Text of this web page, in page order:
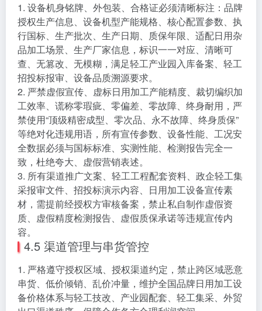
1. 设备机身铭牌、外包装、合格证必须清晰标注：品牌
授权生产信息、设备机型产能规格、核心配置参数、执
行国标、生产批次、生产日期、质保年限、适配日用杂
品加工场景、生产厂家信息，标识一一对应、清晰可
查、无篡改、无模糊，满足轻工产业园入库备案、轻工
招投标报审、设备品质溯源要求。
2. 严禁虚假宣传、虚标日用加工产能精度、裁切编织加
工效率、谎称零瑕疵、零偏差、零故障、终身耐用，严
禁使用“顶级精密成型、零次品、永不故障、终身质保”
等绝对化违规用语，所有宣传参数、设备性能、工况安
全数据必须与国标标准、实测性能、检测报告完全一
致，杜绝夸大、虚假营销表述。
3. 所有渠道推广文案、轻工工程配套资料、政企轻工集
采报审文件、招投标演示内容、日用加工设备宣传素
材，需提前经授权方审核备案，禁止私自制作虚假资
质、虚假精度检测报告、虚假质保承诺等违规宣传内
容。
4.5 渠道管理与串货管控
1. 严格遵守授权区域、授权渠道约定，禁止跨区域恶意
串货、低价倾销、乱价冲量，维护全国品牌日用加工设
备价格体系与轻工技改、产业园配套、轻工集采、外贸